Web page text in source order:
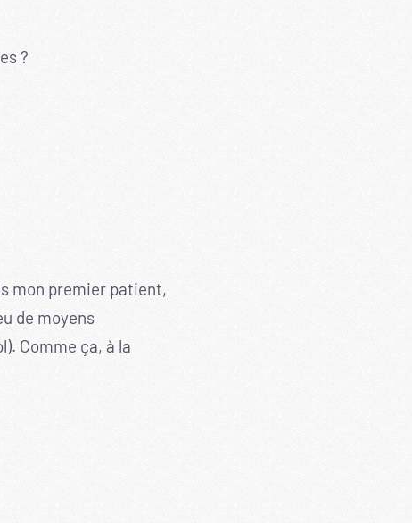
?
mon premier patient,
de moyens
Comme ça, à la